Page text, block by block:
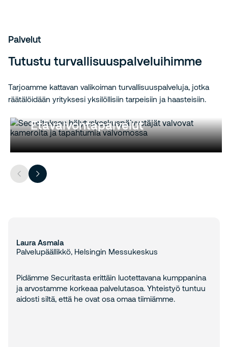
Palvelut
Tutustu turvallisuuspalveluihimme
Tarjoamme kattavan valikoiman turvallisuuspalveluja, jotka
räätälöidään yrityksesi yksilöllisiin tarpeisiin ja haasteisiin.
Etävalvontapalvelut
Laura Asmala
Palvelupäällikkö, Helsingin Messukeskus
Pidämme Securitasta erittäin luotettavana kumppanina
ja arvostamme korkeaa palvelutasoa. Yhteistyö tuntuu
aidosti siltä, että he ovat osa omaa tiimiämme.